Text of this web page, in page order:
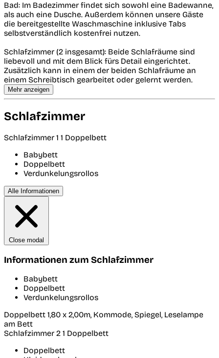
Bad: Im Badezimmer findet sich sowohl eine Badewanne,
als auch eine Dusche. Außerdem können unsere Gäste
die bereitgestellte Waschmaschine inklusive Tabs
selbstverständlich kostenfrei nutzen.
Schlafzimmer (2 insgesamt): Beide Schlafräume sind
liebevoll und mit dem Blick fürs Detail eingerichtet.
Zusätzlich kann in einem der beiden Schlafräume an
einem Schreibtisch gearbeitet oder gelernt werden.
Mehr anzeigen
Schlafzimmer
Schlafzimmer 1 1 Doppelbett
Babybett
Doppelbett
Verdunkelungsrollos
Alle Informationen
Close modal
Informationen zum Schlafzimmer
Babybett
Doppelbett
Verdunkelungsrollos
Doppelbett 1,80 x 2,00m, Kommode, Spiegel, Leselampe
am Bett
Schlafzimmer 2 1 Doppelbett
Doppelbett